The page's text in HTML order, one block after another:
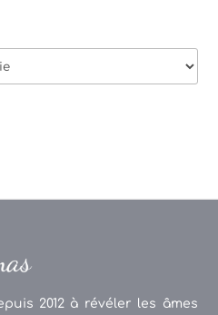
2012 à révéler les âmes